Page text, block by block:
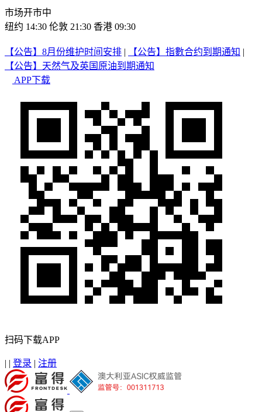
市场开市中
纽约 14:30 伦敦 21:30 香港 09:30
【公告】8月份维护时间安排 | 【公告】指數合约到期通知 |
【公告】天然气及英国原油到期通知
APP下载
扫码下载APP
| | 登录 | 注册